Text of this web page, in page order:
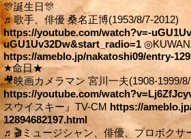
🎊誕生日🎊
♬歌手、俳優 桑名正博(1953/8/7-2012)
https://youtube.com/watch?v=-
uGU1Uv32Dw&start_radio=1
https://ameblo.jp/nakatoshi09/entry-
★命日★
🎥映画カメラマン 宮川一夫(1908-1999/
https://youtube.com/
スウイスキー』TV-CM https://
12894682197.html
♬🎬ミュージシャン、俳優、プロボクサ